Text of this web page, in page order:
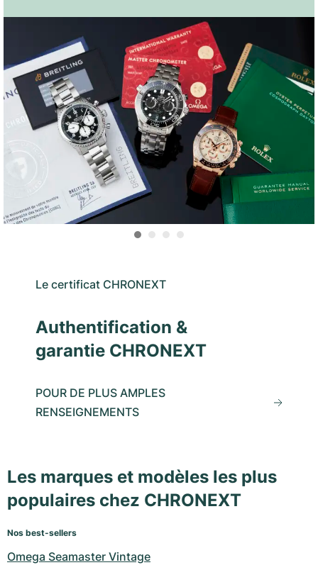
Le certificat CHRONEXT
Authentification &
garantie CHRONEXT
POUR DE PLUS AMPLES
RENSEIGNEMENTS
Les marques et modèles les plus
populaires chez CHRONEXT
Nos best-sellers
Omega Seamaster Vintage